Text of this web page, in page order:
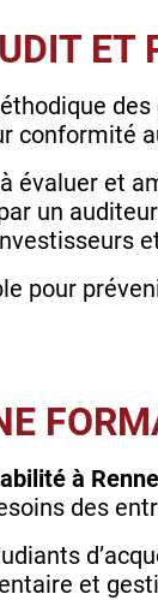
conformité
évaluer et
un
pour
à
des
et